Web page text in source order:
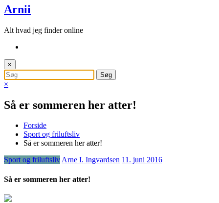
Arnii
Alt hvad jeg finder online
×
×
Så er sommeren her atter!
Forside
Sport og friluftsliv
Så er sommeren her atter!
Sport og friluftslivArne I. Ingvardsen 11. juni 2016
Så er sommeren her atter!